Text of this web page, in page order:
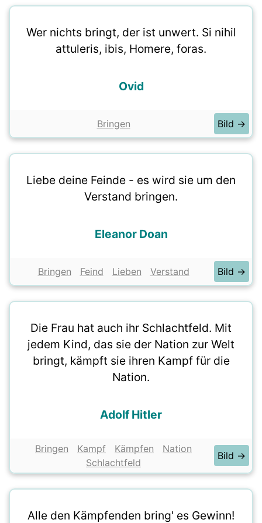
Wer nichts bringt, der ist unwert. Si nihil
attuleris, ibis, Homere, foras.
Ovid
Bringen Bild →
Liebe deine Feinde - es wird sie um den
Verstand bringen.
Eleanor Doan
Bringen Feind Lieben Verstand Bild →
Die Frau hat auch ihr Schlachtfeld. Mit
jedem Kind, das sie der Nation zur Welt
bringt, kämpft sie ihren Kampf für die
Nation.
Adolf Hitler
Bringen Kampf Kämpfen
Nation
Schlachtfeld
Bild →
Alle den Kämpfenden bring' es Gewinn!